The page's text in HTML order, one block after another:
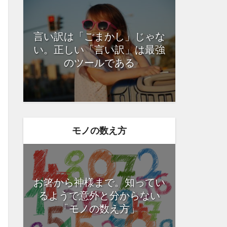
言い訳は「ごまかし」じゃな
い。正しい「言い訳」は最強
のツールである
モノの数え方
お箸から神様まで。知ってい
るようで意外と分からない
「モノの数え方」